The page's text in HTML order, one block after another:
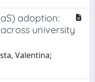
adoption:
university
Valentina;